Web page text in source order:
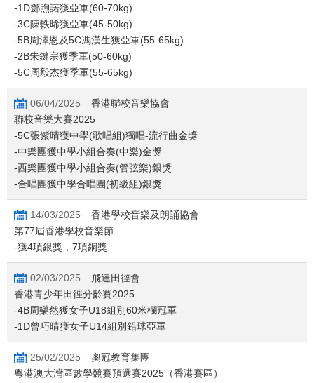
-1D鄧煦諾獲亞軍(60-70kg)
-3C陳軼晞獲亞軍(45-50kg)
-5B周澤恩及5C馮漢生獲亞軍(55-65kg)
-2B朱鍵宗獲季軍(50-60kg)
-5C周毅杰獲季軍(55-65kg)
06/04/2025
香港聯校音樂協會
聯校音樂大賽2025
-5C張紫晴獲中學(歌唱組)獨唱-流行曲金獎
-中樂團獲中學小組合奏(中樂)金獎
-西樂團獲中學小組合奏(管弦樂)銀獎
-合唱團獲中學合唱團(初級組)銀獎
14/03/2025
香港學校音樂及朗誦協會
第77屆香港學校音樂節
-獲4項銀獎，7項銅獎
02/03/2025
飛達田徑會
香港青少年田徑分齡賽2025
-4B周樂然獲女子U18組別60米欄冠軍
-1D曾巧晴獲女子U14組別鉛球亞軍
25/02/2025
奧冠教育集團
粵港澳大灣區數學競賽預選賽2025（香港賽區）